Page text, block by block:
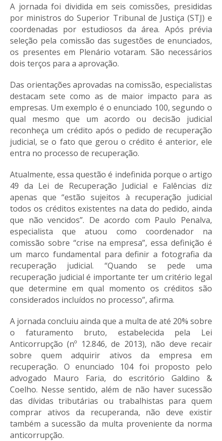
A jornada foi dividida em seis comissões, presididas
por ministros do Superior Tribunal de Justiça (STJ) e
coordenadas por estudiosos da área. Após prévia
seleção pela comissão das sugestões de enunciados,
os presentes em Plenário votaram. São necessários
dois terços para a aprovação.
Das orientações aprovadas na comissão, especialistas
destacam sete como as de maior impacto para as
empresas. Um exemplo é o enunciado 100, segundo o
qual mesmo que um acordo ou decisão judicial
reconheça um crédito após o pedido de recuperação
judicial, se o fato que gerou o crédito é anterior, ele
entra no processo de recuperação.
Atualmente, essa questão é indefinida porque o artigo
49 da Lei de Recuperação Judicial e Falências diz
apenas que “estão sujeitos à recuperação judicial
todos os créditos existentes na data do pedido, ainda
que não vencidos”. De acordo com Paulo Penalva,
especialista que atuou como coordenador na
comissão sobre “crise na empresa”, essa definição é
um marco fundamental para definir a fotografia da
recuperação judicial. “Quando se pede uma
recuperação judicial é importante ter um critério legal
que determine em qual momento os créditos são
considerados incluídos no processo”, afirma.
A jornada concluiu ainda que a multa de até 20% sobre
o faturamento bruto, estabelecida pela Lei
Anticorrupção (nº 12.846, de 2013), não deve recair
sobre quem adquirir ativos da empresa em
recuperação. O enunciado 104 foi proposto pelo
advogado Mauro Faria, do escritório Galdino &
Coelho. Nesse sentido, além de não haver sucessão
das dívidas tributárias ou trabalhistas para quem
comprar ativos da recuperanda, não deve existir
também a sucessão da multa proveniente da norma
anticorrupção.